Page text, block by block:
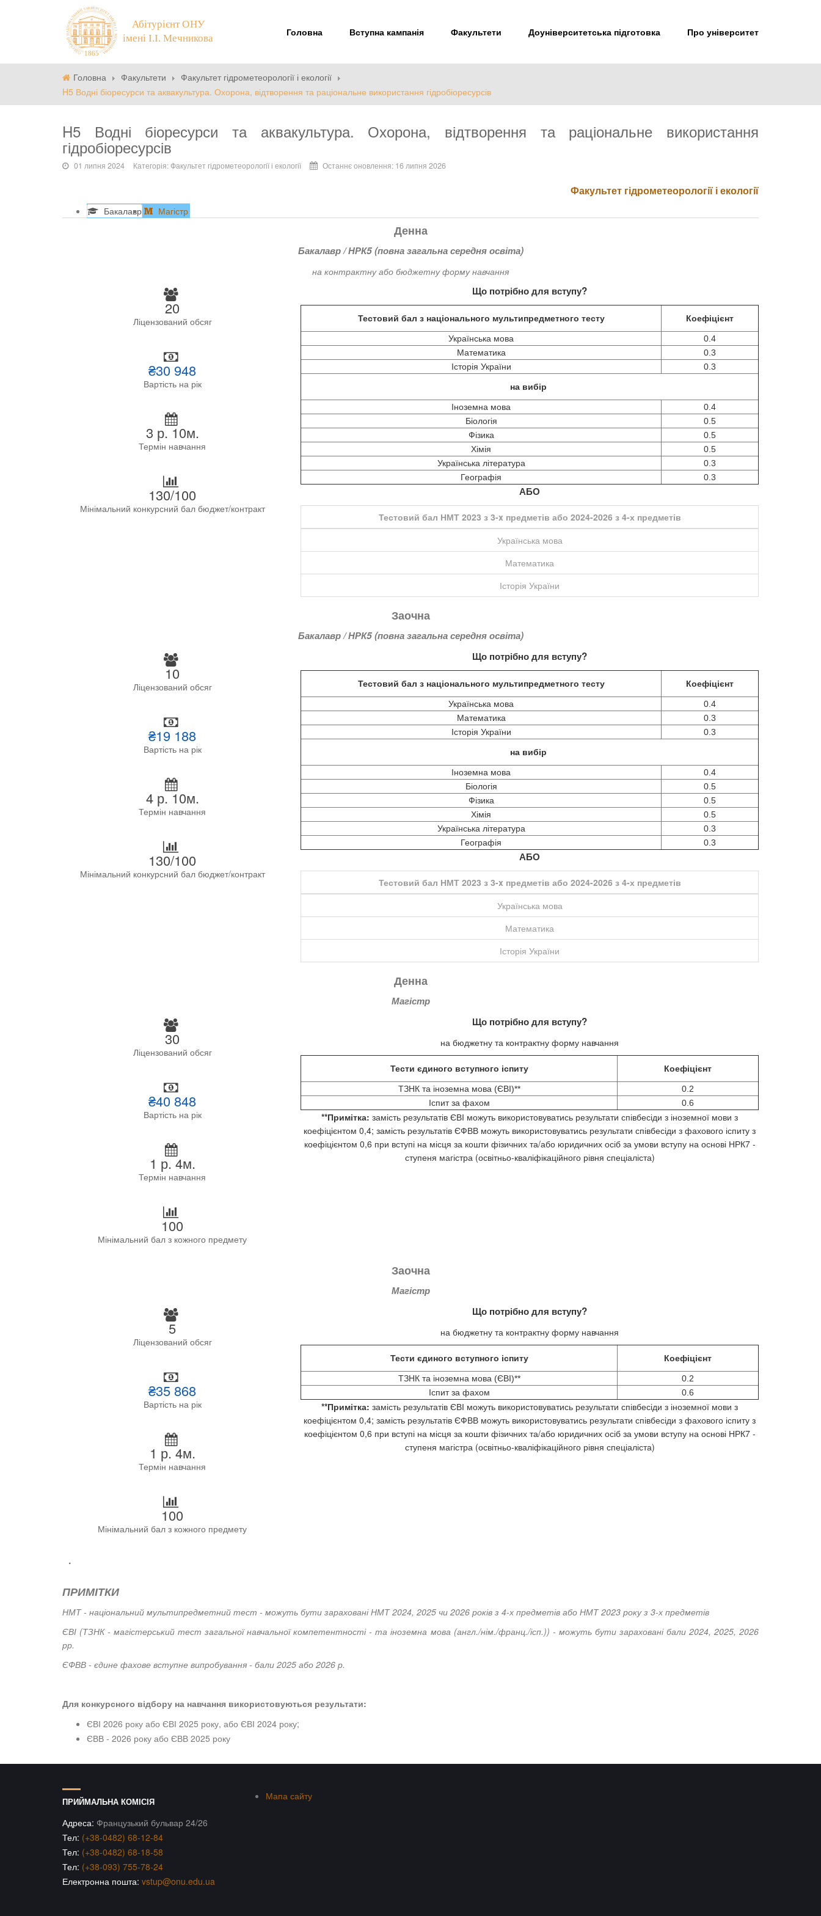
Головна Вступна кампанія Факультети Доуніверситетська підготовка Про університет
Головна Факультети
Факультет гідрометеорології і екології
H5 Водні біоресурси та аквакультура. Охорона, відтворення та раціональне використання гідробіоресурсів
H5 Водні біоресурси та аквакультура. Охорона, відтворення та раціональне використання
гідробіоресурсів
01 липня 2024 Категорія:Факультет гідрометеорології і екології Останнє оновлення: 16 липня 2026
Факультет гідрометеорології і екології
Бакалавр Магістр
Денна
Бакалавр / НРК5 (повна загальна середня освіта)
на контрактну або бюджетну форму навчання
20
Ліцензований обсяг
₴30 948
Вартість на рік
3 р. 10м.
Термін навчання
130/100
Мінімальний конкурсний бал бюджет/контракт
Що потрібно для вступу?
Тестовий бал з національного мультипредметного тесту Коефіцієнт
Українська мова
0.4
Математика
0.3
Історія України
0.3
на вибір
Іноземна мова
0.4
Біологія
0.5
Фізика
0.5
Хімія
0.5
Українська література
0.3
Географія
0.3
АБО
Тестовий бал НМТ 2023 з 3-x предметів або 2024-2026 з 4-х предметів
Українська мова
Математика
Історія України
Заочна
Бакалавр / НРК5 (повна загальна середня освіта)
10
Ліцензований обсяг
₴19 188
Вартість на рік
4 р. 10м.
Термін навчання
130/100
Мінімальний конкурсний бал бюджет/контракт
Що потрібно для вступу?
Тестовий бал з національного мультипредметного тесту Коефіцієнт
Українська мова
0.4
Математика
0.3
Історія України
0.3
на вибір
Іноземна мова
0.4
Біологія
0.5
Фізика
0.5
Хімія
0.5
Українська література
0.3
Географія
0.3
АБО
Тестовий бал НМТ 2023 з 3-x предметів або 2024-2026 з 4-х предметів
Українська мова
Математика
Історія України
Денна
Магістр
30
Ліцензований обсяг
₴40 848
Вартість на рік
1 р. 4м.
Термін навчання
100
Мінімальний бал з кожного предмету
Що потрібно для вступу?
на бюджетну та контрактну форму навчання
Тести єдиного вступного іспиту Коефіцієнт
ТЗНК та іноземна мова (ЄВІ)**
0.2
Іспит за фахом
0.6
**Примітка: замість результатів ЄВІ можуть використовуватись результати співбесіди з іноземної мови з
коефіцієнтом 0,4; замість результатів ЄФВВ можуть використовуватись результати співбесіди з фахового іспиту з
коефіцієнтом 0,6 при вступі на місця за кошти фізичних та/або юридичних осіб за умови вступу на основі НРК7 -
ступеня магістра (освітньо-кваліфікаційного рівня спеціаліста)
Заочна
Магістр
5
Ліцензований обсяг
₴35 868
Вартість на рік
1 р. 4м.
Термін навчання
100
Мінімальний бал з кожного предмету
Що потрібно для вступу?
на бюджетну та контрактну форму навчання
Тести єдиного вступного іспиту Коефіцієнт
ТЗНК та іноземна мова (ЄВІ)**
0.2
Іспит за фахом
0.6
**Примітка: замість результатів ЄВІ можуть використовуватись результати співбесіди з іноземної мови з
коефіцієнтом 0,4; замість результатів ЄФВВ можуть використовуватись результати співбесіди з фахового іспиту з
коефіцієнтом 0,6 при вступі на місця за кошти фізичних та/або юридичних осіб за умови вступу на основі НРК7 -
ступеня магістра (освітньо-кваліфікаційного рівня спеціаліста)
.
ПРИМІТКИ
НМТ - національний мультипредметний тест - можуть бути зараховані НМТ 2024, 2025 чи 2026 років з 4-х предметів або НМТ 2023 року з 3-х предметів
ЄВІ (ТЗНК - магістерський тест загальної навчальної компетентності - та іноземна мова (англ./нім./франц./ісп.)) - можуть бути зараховані бали 2024, 2025, 2026
рр.
ЄФВВ - єдине фахове вступне випробування - бали 2025 або 2026 р.
Для конкурсного відбору на навчання використовуються результати:
ЄВІ 2026 року або ЄВІ 2025 року, або ЄВІ 2024 року;
ЄВВ - 2026 року або ЄВВ 2025 року
ПРИЙМАЛЬНА КОМІСІЯ
Адреса: Французький бульвар 24/26
Тел: (+38-0482) 68-12-84
Тел: (+38-0482) 68-18-58
Тел: (+38-093) 755-78-24
Електронна пошта: vstup@onu.edu.ua
Мапа сайту